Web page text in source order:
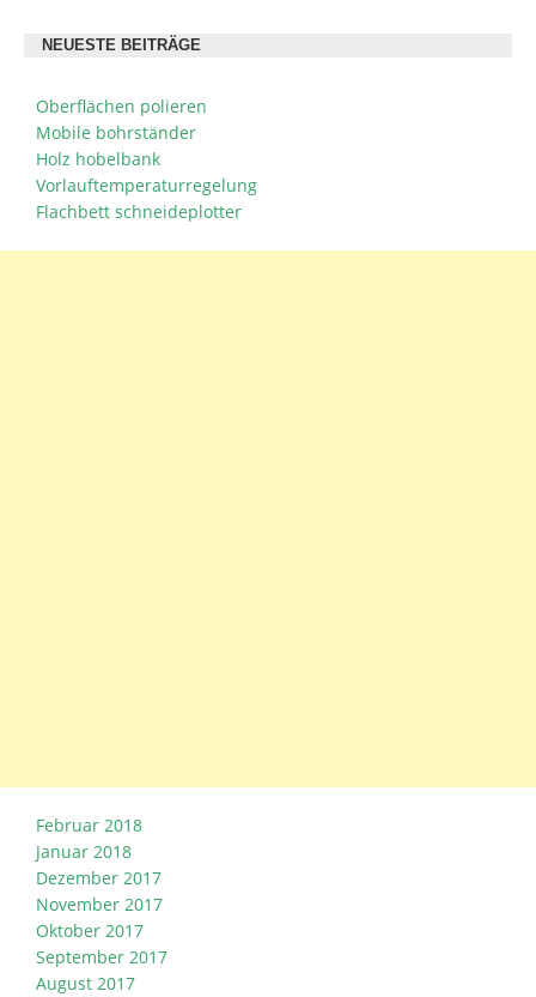
NEUESTE BEITRÄGE
Oberflächen polieren
Mobile bohrständer
Holz hobelbank
Vorlauftemperaturregelung
Flachbett schneideplotter
Februar 2018
Januar 2018
Dezember 2017
November 2017
Oktober 2017
September 2017
August 2017